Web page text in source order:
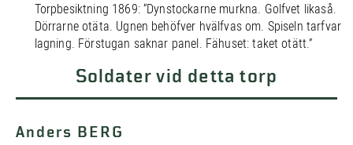
Torpbesiktning 1869: “Dynstockarne murkna. Golfvet likaså.
Dörrarne otäta. Ugnen behöfver hvälfvas om. Spiseln tarfvar
lagning. Förstugan saknar panel. Fähuset: taket otätt.”
Soldater vid detta torp
Anders BERG